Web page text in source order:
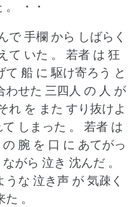
・・
で 手欄 から しばらく
いた 。
若者 は 狂
船 に 駆け寄ろう と
わせた 三四人 の 人 が
れ を また すり抜けよ
しまった 。
若者 は
腕 を 口 に あてがっ
がら 泣き 沈んだ 。
な 泣き声 が 気疎く
。